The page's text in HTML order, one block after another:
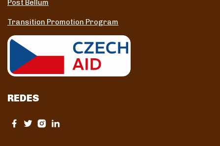
Post Bellum
Transition Promotion Program
REDES